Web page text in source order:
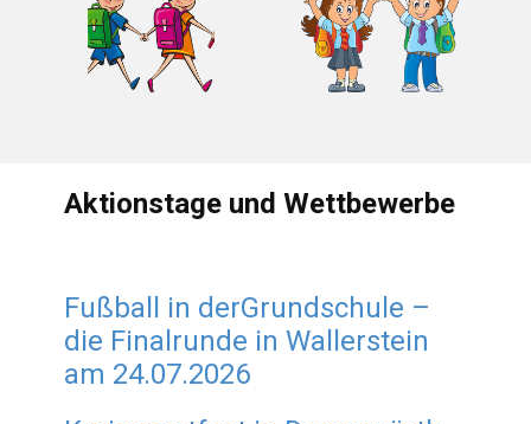
Aktionstage und Wettbewerbe
Fußball in derGrundschule –
die Finalrunde in Wallerstein
am 24.07.2026